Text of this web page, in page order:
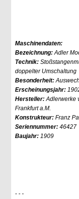
Maschinendaten:
Bezeichnung:Adler
Technik:
doppelter Umschaltung
Besonderheit:
Erscheinungsjahr:
Hersteller:Adlerwerke
Frankfurt a.M.
Konstrukteur: Franz
Seriennummer: 46427
Baujahr: 1909
- - -